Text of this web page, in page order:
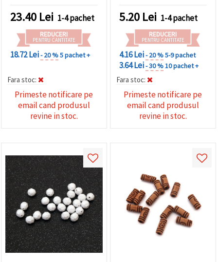
23.40 Lei 1-4 pachet
REDUCERI
PENTRU CANTITATE
18.72 Lei- 20 %5 pachet +
Fara stoc:
Primeste notificare pe
email cand produsul
revine in stoc.
5.20 Lei 1-4 pachet
REDUCERI
PENTRU CANTITATE
4.16 Lei- 20 %5-9 pachet
3.64 Lei- 30 %10 pachet +
Fara stoc:
Primeste notificare pe
email cand produsul
revine in stoc.